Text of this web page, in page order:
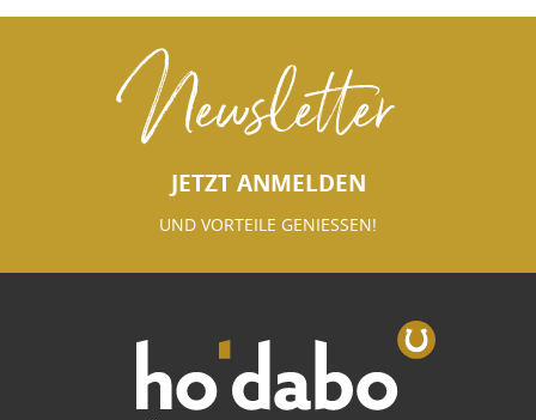
Newsletter
JETZT ANMELDEN
UND VORTEILE GENIESSEN!